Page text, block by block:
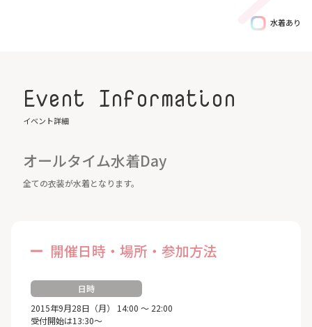
水着あり
Event Information
イベント詳細
オールタイム水着Day
全ての衣装が水着となります。
開催日時・場所・参加方法
日時
2015年9月28日（月） 14:00 ～ 22:00
受付開始は13:30～